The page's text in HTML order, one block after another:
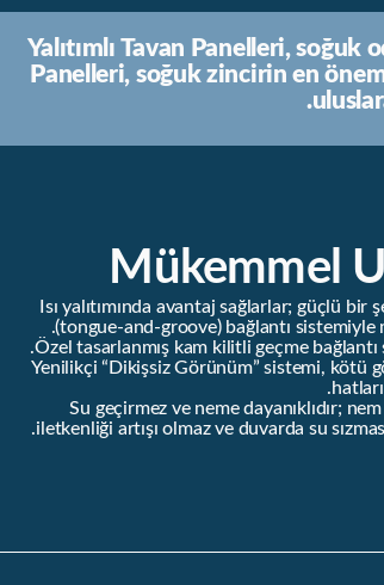
Yalıtımlı Tavan Panelleri,
Panelleri, soğuk zincirin en
Mükemmel
Isı yalıtımında avantaj sağlarlar; güçlü
(tongue-and-groove) bağlantı sistemiyle
Özel tasarlanmış kam kilitli geçme
Yenilikçi “Dikişsiz Görünüm” sistemi, kötü
Su geçirmez ve neme dayanıklıdır; nem
iletkenliği artışı olmaz ve duvarda su